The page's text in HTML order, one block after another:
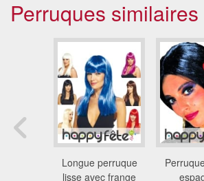
Perruques similaires
Longue perruque
lisse avec frange